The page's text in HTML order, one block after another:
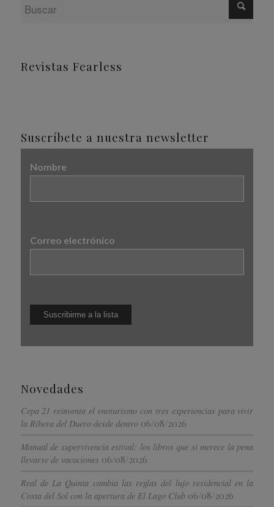
Revistas Fearless
Suscríbete a nuestra newsletter
Nombre
Correo electrónico
Novedades
Cepa 21 reinventa el enoturismo con tres experiencias para vivir
la Ribera del Duero desde dentro 06/08/2026
Manual de supervivencia estival: los libros que sí merece la pena
llevarse de vacaciones 06/08/2026
Real de La Quinta cambia las reglas del lujo residencial en la
Costa del Sol con la apertura de El Lago Club 06/08/2026